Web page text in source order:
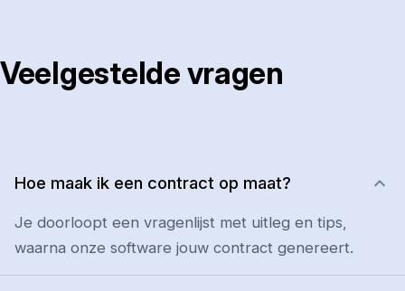
Veelgestelde vragen
Hoe maak ik een contract op maat?
Je doorloopt een vragenlijst met uitleg en tips,
waarna onze software jouw contract genereert.